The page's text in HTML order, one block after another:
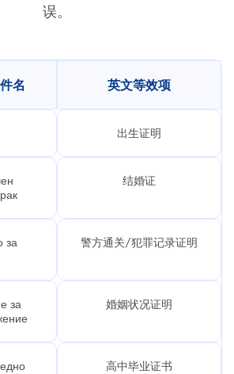
误。
名 英文等效项
出生证明
结婚证
за
警方通关/犯罪记录证明
за
婚姻状况证明
高中毕业证书